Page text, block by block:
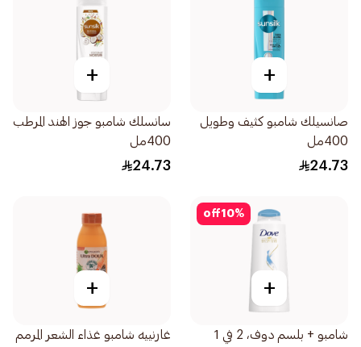
+
صانسيلك شامبو كثيف وطويل
400مل
24.73
+
سانسلك شامبو جوز الهند المرطب
400مل
24.73
10%
off
+
شامبو + بلسم دوف، 2 في 1
+
غارنييه شامبو غذاء الشعر المرمم